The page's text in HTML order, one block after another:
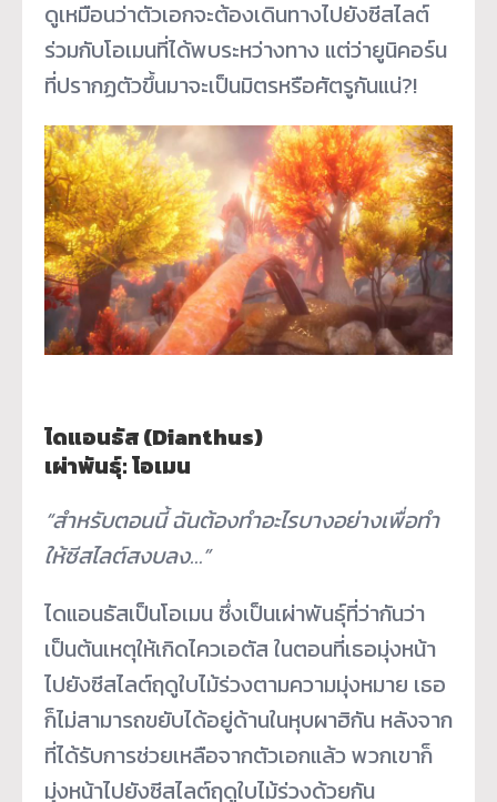
ดูเหมือนว่าตัวเอกจะต้องเดินทางไปยังซีสไลต์
ร่วมกับโอเมนที่ได้พบระหว่างทาง แต่ว่ายูนิคอร์น
ที่ปรากฏตัวขึ้นมาจะเป็นมิตรหรือศัตรูกันแน่?!
ไดแอนธัส (Dianthus)
เผ่าพันธุ์: โอเมน
“สำหรับตอนนี้ ฉันต้องทำอะไรบางอย่างเพื่อทำ
ให้ซีสไลต์สงบลง…”
ไดแอนธัสเป็นโอเมน ซึ่งเป็นเผ่าพันธุ์ที่ว่ากันว่า
เป็นต้นเหตุให้เกิดไควเอตัส ในตอนที่เธอมุ่งหน้า
ไปยังซีสไลต์ฤดูใบไม้ร่วงตามความมุ่งหมาย เธอ
ก็ไม่สามารถขยับได้อยู่ด้านในหุบผาฮิกัน หลังจาก
ที่ได้รับการช่วยเหลือจากตัวเอกแล้ว พวกเขาก็
มุ่งหน้าไปยังซีสไลต์ฤดูใบไม้ร่วงด้วยกัน